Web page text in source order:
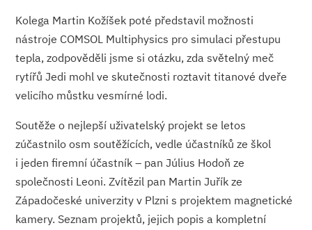
Kolega Martin Kožíšek poté představil možnosti
nástroje COMSOL Multiphysics pro simulaci přestupu
tepla, zodpověděli jsme si otázku, zda světelný meč
rytířů Jedi mohl ve skutečnosti roztavit titanové dveře
velicího můstku vesmírné lodi.
Soutěže o nejlepší uživatelský projekt se letos
zúčastnilo osm soutěžících, vedle účastníků ze škol
i jeden firemní účastník – pan Július Hodoň ze
společnosti Leoni. Zvítězil pan Martin Juřík ze
Západočeské univerzity v Plzni s projektem magnetické
kamery. Seznam projektů, jejich popis a kompletní